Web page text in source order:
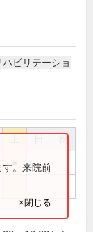
ハビリテーショ
祝
す。来院前
×閉じる